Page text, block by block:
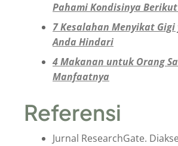
Pahami Kondisinya
7 Kesalahan Menyikat Gigi
Anda Hindari
4 Makanan untuk Orang
Manfaatnya
Referensi
Jurnal ResearchGate.